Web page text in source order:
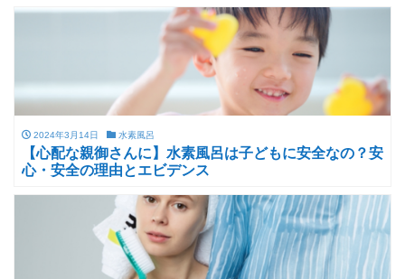
2024年3月14日 水素風呂
【心配な親御さんに】水素風呂は子どもに安全なの？安
心・安全の理由とエビデンス